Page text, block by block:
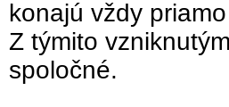
konajú vždy
Z týmito
spoločné.